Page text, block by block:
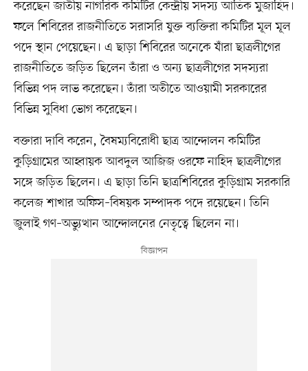
করেছেন জাতীয় নাগরিক কমিটির কেন্দ্রীয় সদস্য আতিক মুজাহিদ।
ফলে শিবিরের রাজনীতিতে সরাসরি যুক্ত ব্যক্তিরা কমিটির মূল মূল
পদে স্থান পেয়েছেন। এ ছাড়া শিবিরের অনেকে যাঁরা ছাত্রলীগের
রাজনীতিতে জড়িত ছিলেন তাঁরা ও অন্য ছাত্রলীগের সদস্যরা
বিভিন্ন পদ লাভ করেছেন। তাঁরা অতীতে আওয়ামী সরকারের
বিভিন্ন সুবিধা ভোগ করেছেন।
বক্তারা দাবি করেন, বৈষম্যবিরোধী ছাত্র আন্দোলন কমিটির
কুড়িগ্রামের আহ্বায়ক আবদুল আজিজ ওরফে নাহিদ ছাত্রলীগের
সঙ্গে জড়িত ছিলেন। এ ছাড়া তিনি ছাত্রশিবিরের কুড়িগ্রাম সরকারি
কলেজ শাখার অফিস–বিষয়ক সম্পাদক পদে রয়েছেন। তিনি
জুলাই গণ–অভ্যুত্থান আন্দোলনের নেতৃত্বে ছিলেন না।